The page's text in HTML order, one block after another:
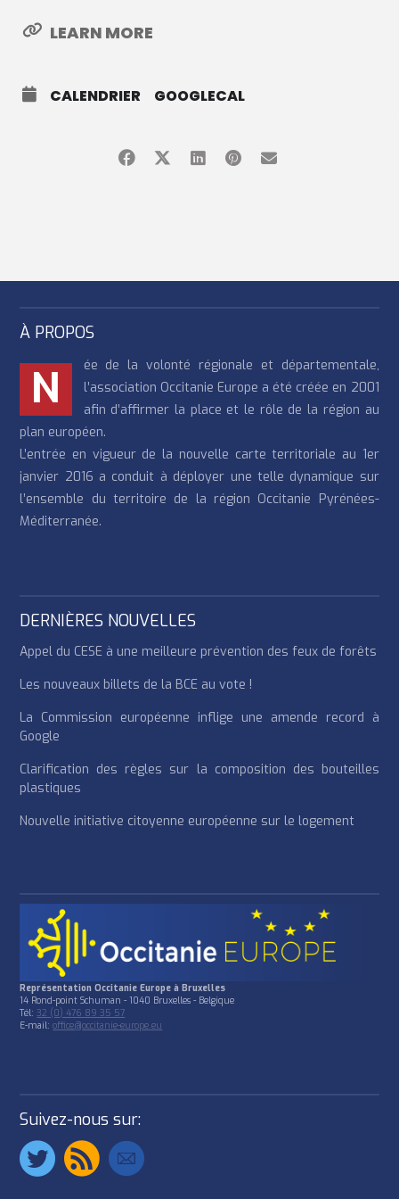
LEARN MORE
CALENDRIER GOOGLECAL
À PROPOS
N
ée de la volonté régionale et départementale,
l’association Occitanie Europe a été créée en 2001
afin d’affirmer la place et le rôle de la région au
plan européen.
L’entrée en vigueur de la nouvelle carte territoriale au 1er
janvier 2016 a conduit à déployer une telle dynamique sur
l’ensemble du territoire de la région Occitanie Pyrénées-
Méditerranée.
DERNIÈRES NOUVELLES
Appel du CESE à une meilleure prévention des feux de forêts
Les nouveaux billets de la BCE au vote !
La Commission européenne inflige une amende record à
Google
Clarification des règles sur la composition des bouteilles
plastiques
Nouvelle initiative citoyenne européenne sur le logement
Représentation Occitanie Europe à Bruxelles
14 Rond-point Schuman - 1040 Bruxelles - Belgique
Tél:32 (0) 476 89 35 57
E-mail:office@occitanie-europe.eu
Suivez-nous sur: